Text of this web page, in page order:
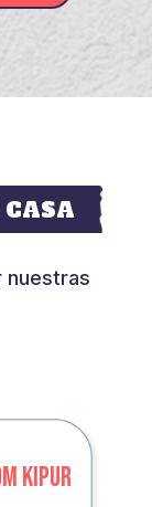
nuestras
KIPUR